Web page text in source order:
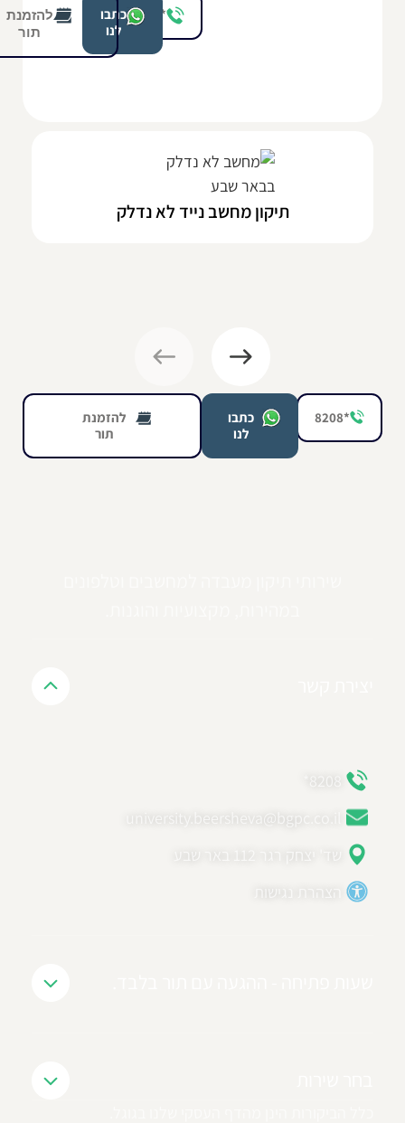
*8208
כתבו
לנו
להזמנת
תור
תיקון מחשב נייד לא נדלק
*8208
כתבו
לנו
להזמנת
תור
8208*
university.beersheva@bgpc.co.il
שד' יצחק רגר 112 באר שבע
הצהרת נגישות